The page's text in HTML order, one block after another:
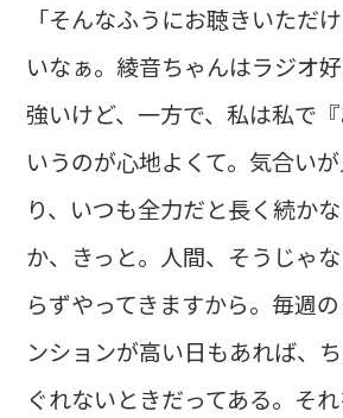
「そんなふうにお聴きいただ
いなぁ。綾音ちゃんはラジオ
強いけど、一方で、私は私で
いうのが心地よくて。気合い
り、いつも全力だと長く続か
か、きっと。人間、そうじゃ
らずやってきますから。毎週
ンションが高い日もあれば、
ぐれないときだってある。そ